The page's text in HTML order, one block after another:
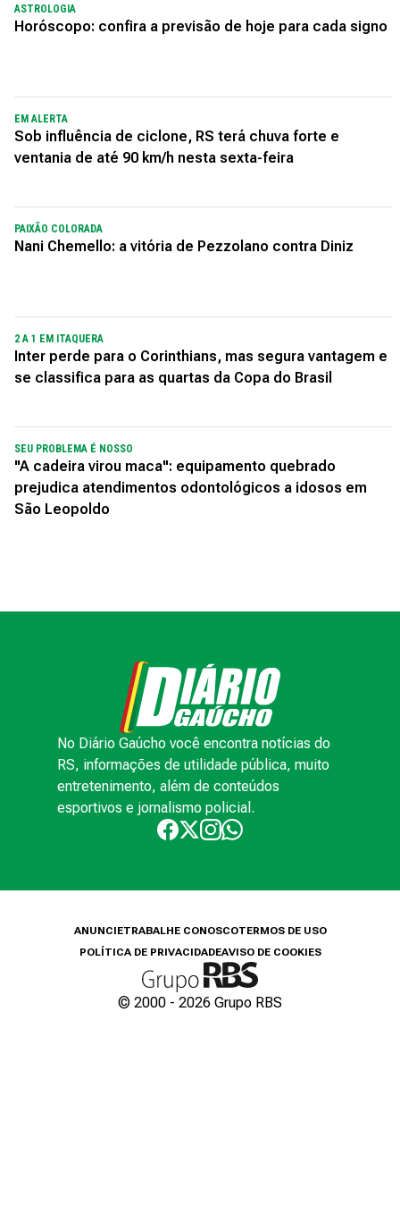
ASTROLOGIA
Horóscopo: confira a previsão de hoje para cada signo
EM ALERTA
Sob influência de ciclone, RS terá chuva forte e
ventania de até 90 km/h nesta sexta-feira
PAIXÃO COLORADA
Nani Chemello: a vitória de Pezzolano contra Diniz
2 A 1 EM ITAQUERA
Inter perde para o Corinthians, mas segura vantagem e
se classifica para as quartas da Copa do Brasil
SEU PROBLEMA É NOSSO
"A cadeira virou maca": equipamento quebrado
prejudica atendimentos odontológicos a idosos em
São Leopoldo
No Diário Gaúcho você encontra notícias do
RS, informações de utilidade pública, muito
entretenimento, além de conteúdos
esportivos e jornalismo policial.
ANUNCIETRABALHE CONOSCOTERMOS DE USO
POLÍTICA DE PRIVACIDADEAVISO DE COOKIES
© 2000 - 2026 Grupo RBS